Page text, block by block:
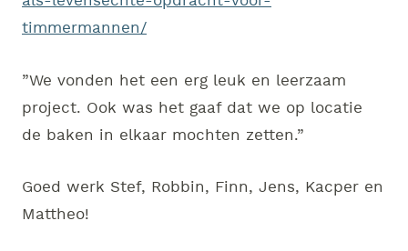
timmermannen/
”We vonden het een erg leuk en leerzaam
project. Ook was het gaaf dat we op locatie
de baken in elkaar mochten zetten.”
Goed werk Stef, Robbin, Finn, Jens, Kacper en
Mattheo!